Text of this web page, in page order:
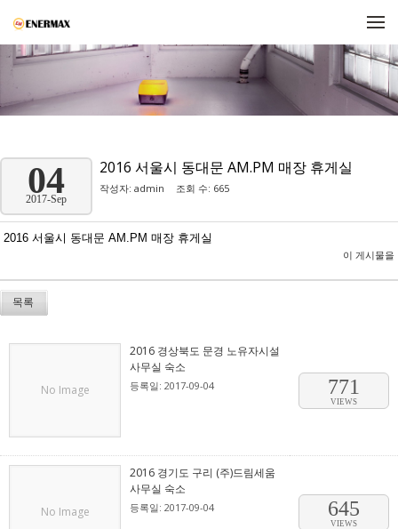
04
2017-Sep
2016 서울시 동대문 AM.PM 매장 휴게실
작성자: admin 조회 수: 665
2016 서울시 동대문 AM.PM 매장 휴게실
이 게시물을
목록
No Image
2016 경상북도 문경 노유자시설
사무실 숙소
등록일: 2017-09-04 771
VIEWS
No Image
2016 경기도 구리 (주)드림세움
사무실 숙소
등록일: 2017-09-04 645
VIEWS